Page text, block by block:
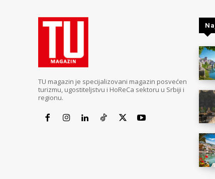
TU magazin je specijalizovani magazin posvećen
turizmu, ugostiteljstvu i HoReCa sektoru u Srbiji i
regionu.